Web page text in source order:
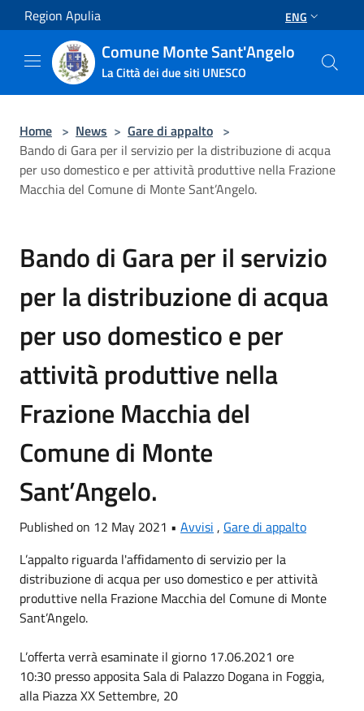
Salta al contenuto principale
Region Apulia ENG
Comune Monte Sant'Angelo
La Città dei due siti UNESCO
Home > News > Gare di appalto >
Bando di Gara per il servizio per la distribuzione di acqua
per uso domestico e per attività produttive nella Frazione
Macchia del Comune di Monte Sant’Angelo.
Bando di Gara per il servizio
per la distribuzione di acqua
per uso domestico e per
attività produttive nella
Frazione Macchia del
Comune di Monte
Sant’Angelo.
Published on 12 May 2021 • Avvisi , Gare di appalto
L’appalto riguarda l'affidamento di servizio per la
distribuzione di acqua per uso domestico e per attività
produttive nella Frazione Macchia del Comune di Monte
Sant’Angelo.
L’offerta verrà esaminate il giorno 17.06.2021 ore
10:30 presso apposita Sala di Palazzo Dogana in Foggia,
alla Piazza XX Settembre, 20